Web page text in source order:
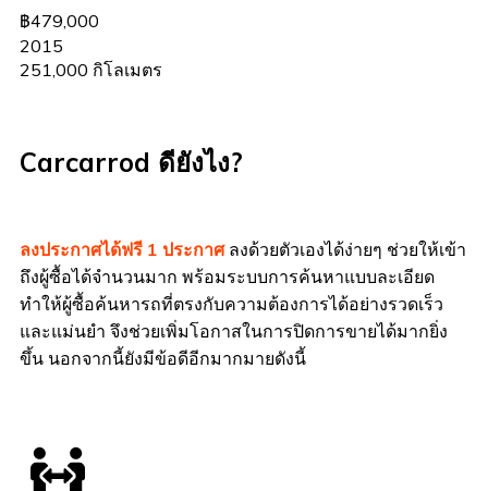
฿479,000
2015
251,000 กิโลเมตร
Carcarrod ดียังไง?
ลงประกาศได้ฟรี 1 ประกาศลงด้วยตัวเองได้ง่ายๆ ช่วยให้เข้า
ถึงผู้ซื้อได้จำนวนมาก พร้อมระบบการค้นหาแบบละเอียด
ทำให้ผู้ซื้อค้นหารถที่ตรงกับความต้องการได้อย่างรวดเร็ว
และแม่นยำ จึงช่วยเพิ่มโอกาสในการปิดการขายได้มากยิ่ง
ขึ้น นอกจากนี้ยังมีข้อดีอีกมากมายดังนี้